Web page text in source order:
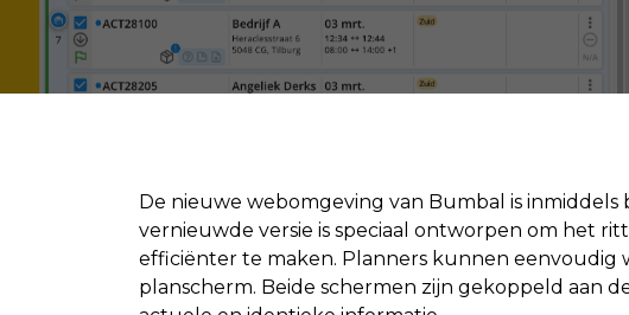
De nieuwe webomgeving van Bumbal is
vernieuwde versie is speciaal ontworpen om het
efficiënter te maken. Planners kunnen eenvoudig
planscherm. Beide schermen zijn gekoppeld aan